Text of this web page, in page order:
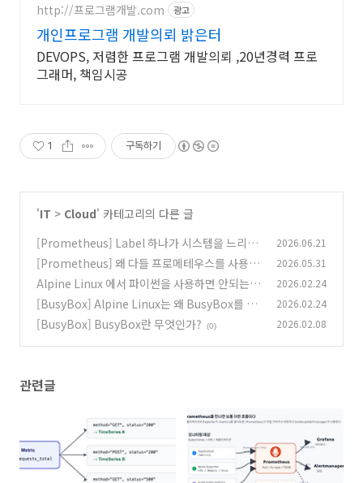
http://프로그램개발.com 광고
개인프로그램 개발의뢰 밝은터
DEVOPS, 저렴한 프로그램 개발의뢰 ,20년경력 프로
그래머, 책임시공
1 구독하기
'IT > Cloud' 카테고리의 다른 글
[Prometheus] Label 하나가 시스템을 느리게
만든다 - 1. Metric, Label, TimeSeries
(0)
2026.06.21
[Prometheus] 왜 다들 프로메테우스를 사용할
까
(0)
2026.05.31
Alpine Linux 에서 파이썬을 사용하면 안되는
이유 (0)
2026.02.24
[BusyBox] Alpine Linux는 왜 BusyBox를 선
택했을까 (0)
2026.02.24
[BusyBox] BusyBox란 무엇인가? (0) 2026.02.08
관련글